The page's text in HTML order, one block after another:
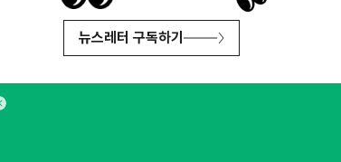
뉴스레터 구독하기